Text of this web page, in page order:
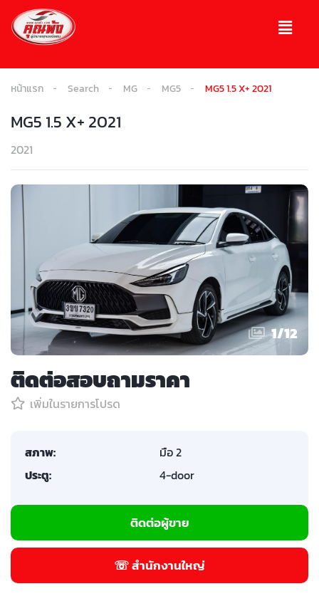
หน้าแรก Search MG MG5 MG5 1.5 X+ 2021
MG5 1.5 X+ 2021
2021
1/12
ติดต่อสอบถามราคา
เพิ่มในรายการโปรด
สภาพ:
มือ 2
ประตู:
4-door
ติดต่อผู้ขาย
☏ สำนักงานใหญ่